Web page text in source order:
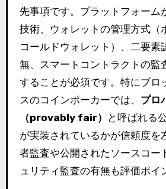
先事項です。プラットフォーム
技術、ウォレットの管理方式（
コールドウォレット）、二要素
無、スマートコントラクトの監
することが必須です。特にブロ
スのコインポーカーでは、 プロ
（provably fair）
と呼ばれる
が実装されているかが信頼度を
者監査や公開されたソースコー
ュリティ監査の有無も評価ポイ